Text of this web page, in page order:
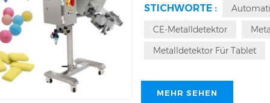
Metalle (0,2–0,4 mm) wie
Produkte wie Tabletten,
Kapselfüllmaschinen und
STICHWORTE :
CE-Metalldetektor
Metalldetektor Für Tablet
MEHR SEHEN